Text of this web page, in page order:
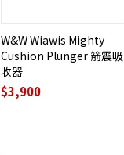
W&W Wiawis Mighty
Cushion Plunger 箭震吸
收器
$3,900